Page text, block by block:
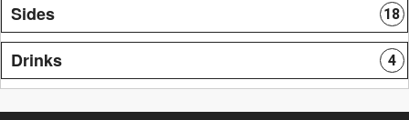
Sides 18
Drinks 4